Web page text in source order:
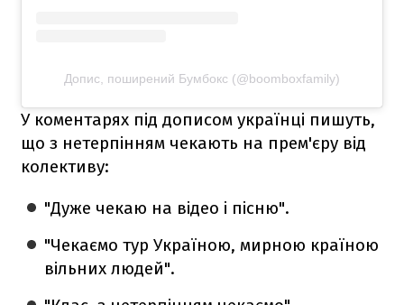
Допис, поширений Бумбокс (@boomboxfamily)
У коментарях під дописом українці пишуть,
що з нетерпінням чекають на прем'єру від
колективу:
"Дуже чекаю на відео і пісню".
"Чекаємо тур Україною, мирною країною
вільних людей".